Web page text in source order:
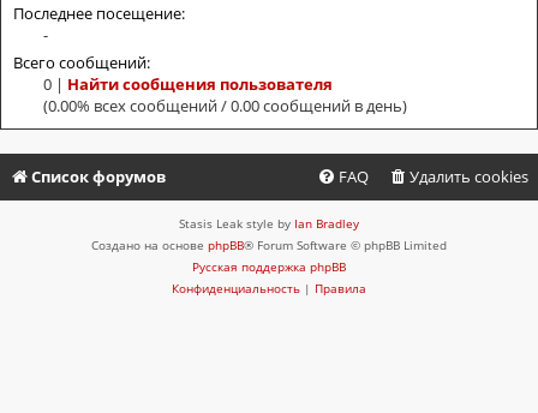
Последнее посещение:
-
Всего сообщений:
0 | Найти сообщения пользователя
(0.00% всех сообщений / 0.00 сообщений в день)
Список форумов Удалить cookies
FAQ
Stasis Leak style by Ian Bradley
Создано на основе phpBB® Forum Software © phpBB Limited
Русская поддержка phpBB
Конфиденциальность | Правила